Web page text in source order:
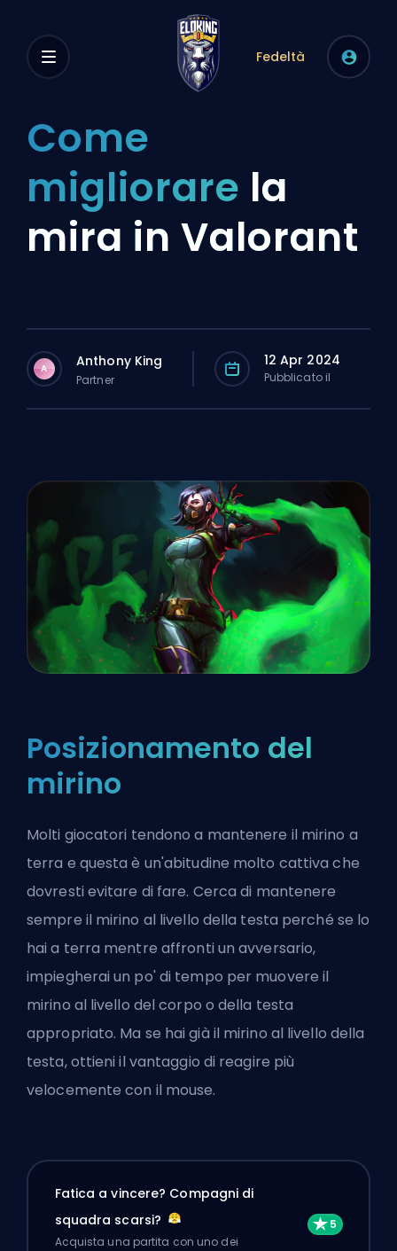
Fedeltà
Come
migliorare la
mira in Valorant
A Anthony King
Partner
12 Apr 2024
Pubblicato il
Posizionamento del
mirino
Molti giocatori tendono a mantenere il mirino a
terra e questa è un'abitudine molto cattiva che
dovresti evitare di fare. Cerca di mantenere
sempre il mirino al livello della testa perché se lo
hai a terra mentre affronti un avversario,
impiegherai un po' di tempo per muovere il
mirino al livello del corpo o della testa
appropriato. Ma se hai già il mirino al livello della
testa, ottieni il vantaggio di reagire più
velocemente con il mouse.
Fatica a vincere? Compagni di
squadra scarsi?
Acquista una partita con uno dei